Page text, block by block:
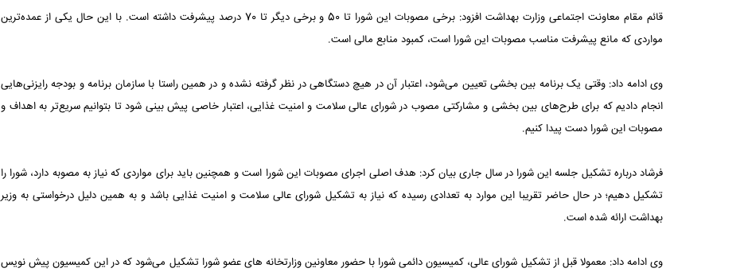
قائم مقام معاونت اجتماعی وزارت بهداشت افزود: برخی مصوبات این شورا تا 50 و برخی دیگر تا 70 درصد پیشرفت داشته است. با این حال یکی از عمده‌ترین
مواردی که مانع پیشرفت مناسب مصوبات این شورا است، کمبود منابع مالی است.
وی ادامه داد: وقتی یک برنامه بین بخشی تعیین می‌شود، اعتبار آن در هیچ دستگاهی در نظر گرفته نشده و در همین راستا با سازمان برنامه و بودجه رایزنی‌هایی
انجام دادیم که برای طرح‌های بین بخشی و مشارکتی مصوب در شورای عالی سلامت و امنیت غذایی، اعتبار خاصی پیش بینی شود تا بتوانیم سریع‌تر به اهداف و
مصوبات این شورا دست پیدا کنیم.
فرشاد درباره تشکیل جلسه این شورا در سال جاری بیان کرد: هدف اصلی اجرای مصوبات این شورا است و همچنین باید برای مواردی که نیاز به مصوبه دارد، شورا را
تشکیل دهیم؛ در حال حاضر تقریبا این موارد به تعدادی رسیده که نیاز به تشکیل شورای عالی سلامت و امنیت غذایی باشد و به همین دلیل درخواستی به وزیر
بهداشت ارائه شده است.
وی ادامه داد: معمولا قبل از تشکیل شورای عالی، کمیسیون دائمی شورا با حضور معاونین وزارتخانه های عضو شورا تشکیل می‌شود که در این کمیسیون پیش نویس